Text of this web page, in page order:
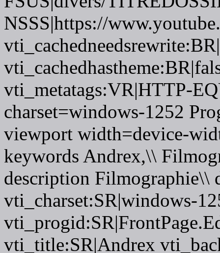
NSSS|https://
vti_metatags:VR|HTTP-
charset=windows-1252
viewport width=device-
keywords Andrex,\\
description Filmographie\\
vti_charset:SR|windows-
vti_title:SR|Andrex